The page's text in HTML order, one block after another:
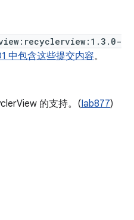
中包含这些提交内容。
的支持。(Iab877)